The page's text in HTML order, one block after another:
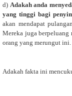
d) Adakah anda
yang tinggi bagi
akan mendapat
Mereka juga
orang yang merungut ini.
Adakah fakta ini